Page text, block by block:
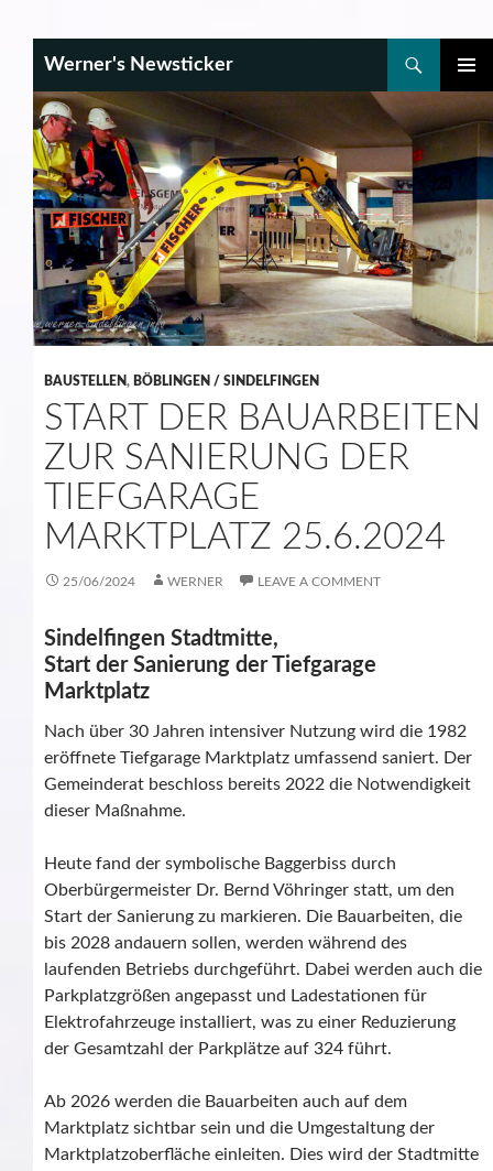
Werner's Newsticker
MENU
TO
CONTENT
BAUSTELLEN, BÖBLINGEN / SINDELFINGEN
START DER BAUARBEITEN
ZUR SANIERUNG DER
TIEFGARAGE
MARKTPLATZ 25.6.2024
25/06/2024 WERNER LEAVE A COMMENT
Sindelfingen Stadtmitte,
Start der Sanierung der Tiefgarage
Marktplatz
Nach über 30 Jahren intensiver Nutzung wird die 1982
eröffnete Tiefgarage Marktplatz umfassend saniert. Der
Gemeinderat beschloss bereits 2022 die Notwendigkeit
dieser Maßnahme.
Heute fand der symbolische Baggerbiss durch
Oberbürgermeister Dr. Bernd Vöhringer statt, um den
Start der Sanierung zu markieren. Die Bauarbeiten, die
bis 2028 andauern sollen, werden während des
laufenden Betriebs durchgeführt. Dabei werden auch die
Parkplatzgrößen angepasst und Ladestationen für
Elektrofahrzeuge installiert, was zu einer Reduzierung
der Gesamtzahl der Parkplätze auf 324 führt.
Ab 2026 werden die Bauarbeiten auch auf dem
Marktplatz sichtbar sein und die Umgestaltung der
Marktplatzoberfläche einleiten. Dies wird der Stadtmitte